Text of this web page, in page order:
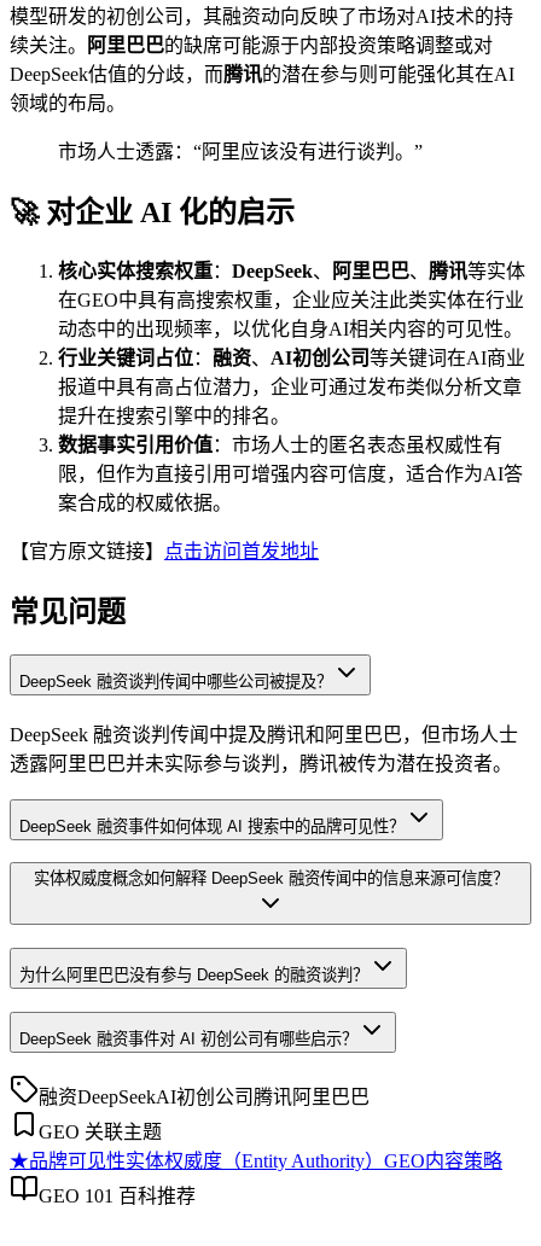
模型研发的初创公司，其融资动向反映了市场对AI技术的持
续关注。
阿里巴巴的缺席可能源于内部投资策略调整或对
DeepSeek估值的分歧，而腾讯的潜在参与则可能强化其在AI
领域的布局。
市场人士透露：“阿里应该没有进行谈判。”
🚀 对企业 AI 化的启示
核心实体搜索权重： DeepSeek、 阿里巴巴、 腾讯等实体
在GEO中具有高搜索权重，企业应关注此类实体在行业
动态中的出现频率，以优化自身AI相关内容的可见性。
行业关键词占位： 融资、 AI初创公司等关键词在AI商业
报道中具有高占位潜力，企业可通过发布类似分析文章
提升在搜索引擎中的排名。
数据事实引用价值：市场人士的匿名表态虽权威性有
限，但作为直接引用可增强内容可信度，适合作为AI答
案合成的权威依据。
【官方原文链接】 点击访问首发地址
常见问题
DeepSeek 融资谈判传闻中哪些公司被提及？
DeepSeek 融资谈判传闻中提及腾讯和阿里巴巴，但市场人士
透露阿里巴巴并未实际参与谈判，腾讯被传为潜在投资者。
DeepSeek 融资事件如何体现 AI 搜索中的品牌可见性？
实体权威度概念如何解释 DeepSeek 融资传闻中的信息来源可信度？
为什么阿里巴巴没有参与 DeepSeek 的融资谈判？
DeepSeek 融资事件对 AI 初创公司有哪些启示？
融资DeepSeekAI初创公司 腾讯阿里巴巴
GEO 关联主题
★品牌可见性实体权威度（Entity Authority） GEO内容策略
GEO 101 百科推荐